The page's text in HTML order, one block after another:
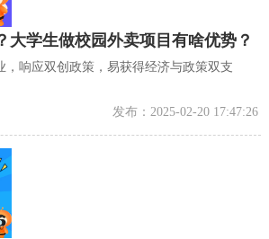
大学生做校园外卖项目有啥优势？
，响应双创政策，易获得经济与政策双支
发布：2025-02-20 17:47:26